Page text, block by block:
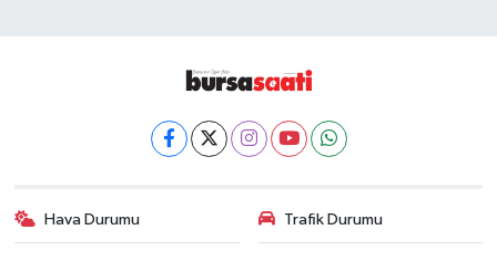
Hava Durumu Trafik Durumu